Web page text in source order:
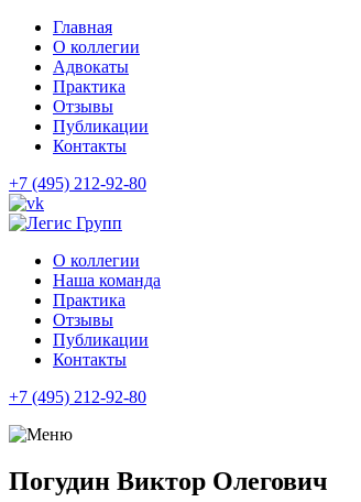
Главная
О коллегии
Адвокаты
Практика
Отзывы
Публикации
Контакты
+7 (495) 212-92-80
О коллегии
Наша команда
Практика
Отзывы
Публикации
Контакты
+7 (495) 212-92-80
Погудин Виктор Олегович